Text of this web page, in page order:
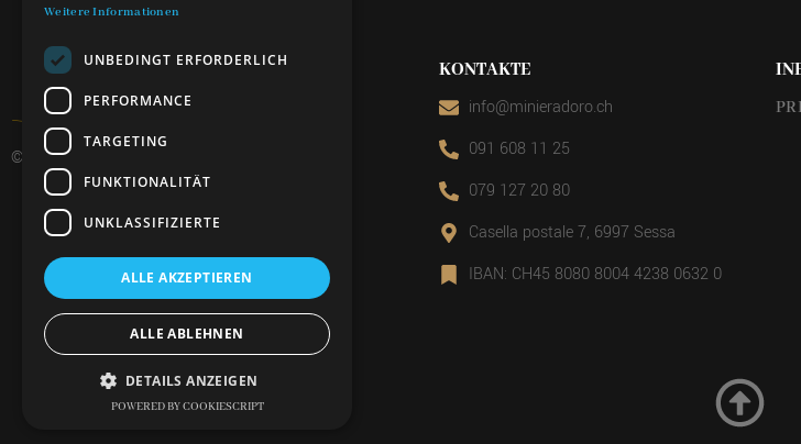
© 2026 Miniera d’oro di Sessa
KONTAKTE
info@minieradoro.ch
091 608 11 25
079 127 20 80
Casella postale 7, 6997 Sessa
IBAN: CH45 8080 8004 4238 0632 0
Weitere Informationen
UNBEDINGT ERFORDERLICH
PERFORMANCE
TARGETING
FUNKTIONALITÄT
UNKLASSIFIZIERTE
ALLE AKZEPTIEREN
ALLE ABLEHNEN
DETAILS ANZEIGEN
POWERED BY COOKIESCRIPT